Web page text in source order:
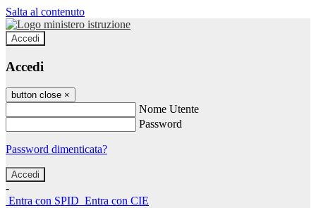
Salta al contenuto
Accedi
Accedi
button close ×
Nome Utente
Password
Password dimenticata?
-
Entra con SPID Entra con CIE